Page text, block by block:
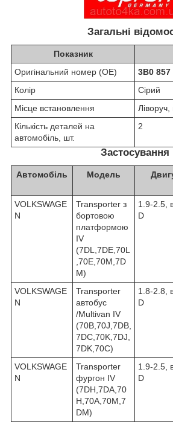
Загальні
Показник
Оригінальний номер (OE)
3B0 857
Колір
Сірий
Місце встановлення
Кількість деталей на
автомобіль, шт.
2
Застосування
Автомобіль Модель
VOLKSWAGE
N
Transporter з
бортовою
платформою
IV
(7DL,7DE,70L
,70E,70M,7D
M)
1.9-2.5, в
D
VOLKSWAGE
N
Transporter
автобус
/Multivan IV
(70B,70J,7DB,
7DC,70K,7DJ,
7DK,70C)
1.8-2.8, в
D
VOLKSWAGE
N
Transporter
фургон IV
(7DH,7DA,70
H,70A,70M,7
DM)
1.9-2.5, в
D